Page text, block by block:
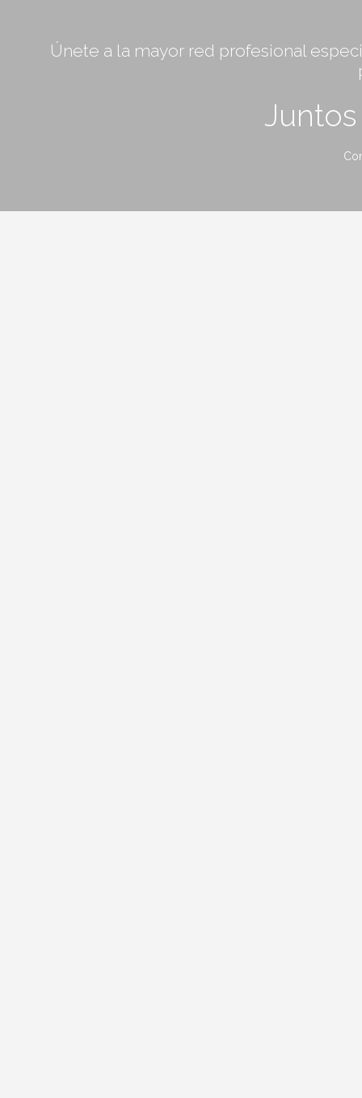
Únete a la mayor red profesional